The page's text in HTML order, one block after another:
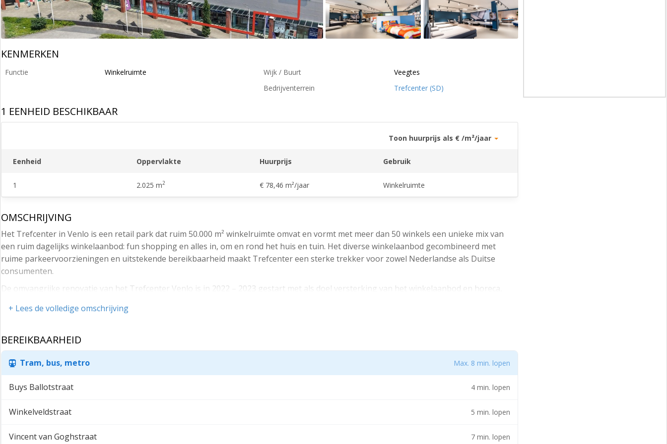
KENMERKEN
Functie Winkelruimte Wijk / Buurt
Veegtes
Bedrijventerrein
Trefcenter (SD)
1 EENHEID BESCHIKBAAR
Toon huurprijs als € /m²/jaar
Eenheid Oppervlakte Huurprijs Gebruik
1 2.025 m2 € 78,46 m²/jaar Winkelruimte
OMSCHRIJVING
Het Trefcenter in Venlo is een retail park dat ruim 50.000 m² winkelruimte omvat en vormt met meer dan 50 winkels een unieke mix van
een ruim dagelijks winkelaanbod: fun shopping en alles in, om en rond het huis en tuin. Het diverse winkelaanbod gecombineerd met
ruime parkeervoorzieningen en uitstekende bereikbaarheid maakt Trefcenter een sterke trekker voor zowel Nederlandse als Duitse
consumenten.
De omvangrijke renovatie van het Trefcenter Venlo is in 2022 – 2023 gestart met als doel versterking van het winkelaanbod en horeca,
XXL begin 2025 getransformeerd naar een modern overdekt winkelcentrum.
- Ruim 50 winkels met een unieke mix van een ruim dagelijks winkelaanbod: Fun Shopping en PDV
- gelegen aan de Nijmeegseweg te Venlo, tussen Bauhaus en Tuincentrum Leurs
- ca. 6 miljoen bezoekers op jaarbasis ( 30% uit Duitsland)
- ruime onbetaalde parkeermogelijkheden
+ Lees de volledige omschrijving
BEREIKBAARHEID
Tram, bus, metro Max. 8 min. lopen
Buys Ballotstraat 4 min. lopen
Winkelveldstraat 5 min. lopen
Vincent van Goghstraat 7 min. lopen